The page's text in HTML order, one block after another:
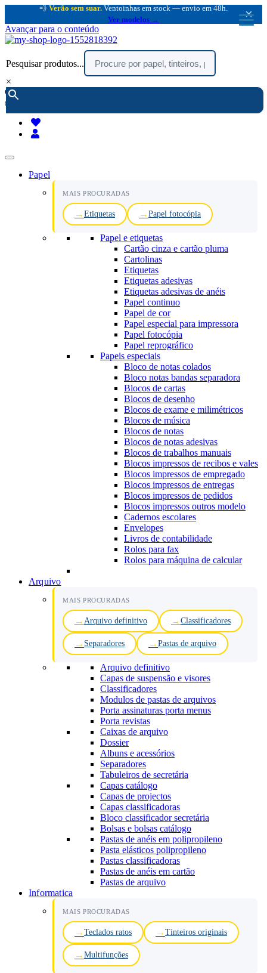
💨 Verão sem suar. Ventoinhas em stock — envio em 48h.
Ver modelos →
×
Avançar para o conteúdo
Pesquisar produtos...
×
encomendar por telefone :
(chamada rede fixa nacional)
Papel
MAIS PROCURADAS
Etiquetas Papel fotocópia
Papel e etiquetas
Cartão cinza e cartão pluma
Cartolinas
Etiquetas
Etiquetas adesivas
Etiquetas adesivas de anéis
Papel continuo
Papel de cor
Papel especial para impressora
Papel fotocópia
Papel reprográfico
Papeis especiais
Bloco de notas colados
Bloco notas bandas separadora
Blocos de cartas
Blocos de desenho
Blocos de exame e milimétricos
Blocos de música
Blocos de notas
Blocos de notas adesivas
Blocos de trabalhos manuais
Blocos impressos de recibos e vales
Blocos impressos de empregado
Blocos impressos de entregas
Blocos impressos de pedidos
Blocos impressos outros modelo
Cadernos escolares
Envelopes
Livros de contabilidade
Rolos para fax
Rolos para máquina de calcular
Arquivo
MAIS PROCURADAS
Arquivo definitivo Classificadores
Separadores Pastas de arquivo
Arquivo definitivo
Capas de suspensão e visores
Classificadores
Modulos de pastas de arquivos
Porta assinaturas porta menus
Porta revistas
Caixas de arquivo
Dossier
Albuns e acessórios
Separadores
Tabuleiros de secretária
Capas catálogo
Capas de projectos
Capas classificadoras
Bloco classificador secretária
Bolsas e bolsas catálogo
Pastas de anéis em polipropileno
Pasta elásticos polipropileno
Pastas classificadoras
Pastas de anéis em cartão
Pastas de arquivo
Informatica
MAIS PROCURADAS
Teclados ratos Tinteiros originais
Multifunções